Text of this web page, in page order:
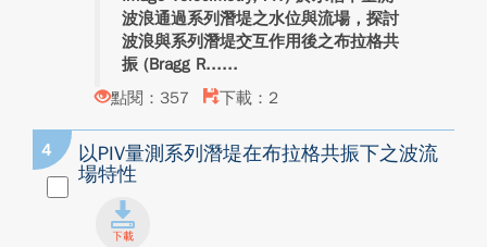
波浪通過系列潛堤之水位與流場，探討
波浪與系列潛堤交互作用後之布拉格共
振 (Bragg R...
點閱：357
下載：2
4
以PIV量測系列潛堤在布拉格共振下之波流
場特性